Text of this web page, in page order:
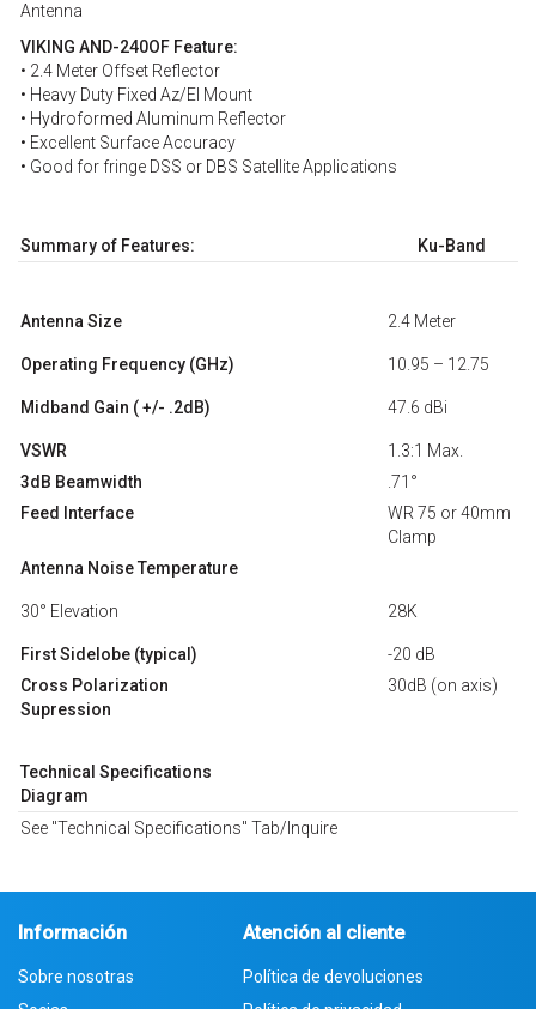
Antenna
VIKING AND-240OF Feature:
• 2.4 Meter Offset Reflector
• Heavy Duty Fixed Az/El Mount
• Hydroformed Aluminum Reflector
• Excellent Surface Accuracy
• Good for fringe DSS or DBS Satellite Applications
Summary of Features: Ku-Band
Antenna Size 2.4 Meter
Operating Frequency (GHz) 10.95 – 12.75
Midband Gain ( +/- .2dB) 47.6 dBi
VSWR
1.3:1 Max.
3dB Beamwidth
.71°
Feed Interface
WR 75 or 40mm
Clamp
Antenna Noise Temperature
30° Elevation 28K
First Sidelobe (typical)
-20 dB
Cross Polarization
Supression
30dB (on axis)
Technical Specifications
Diagram
See "Technical Specifications" Tab/Inquire
Información
Sobre nosotras
Atención al cliente
Política de devoluciones